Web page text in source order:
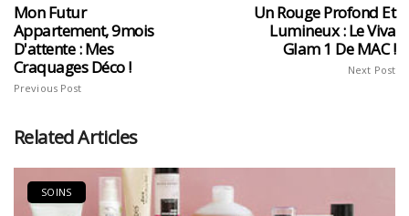
Mon Futur
Appartement, 9mois
D'attente : Mes
Craquages Déco !
Previous Post
Un Rouge Profond Et
Lumineux : Le Viva
Glam 1 De MAC !
Next Post
Related Articles
SOINS